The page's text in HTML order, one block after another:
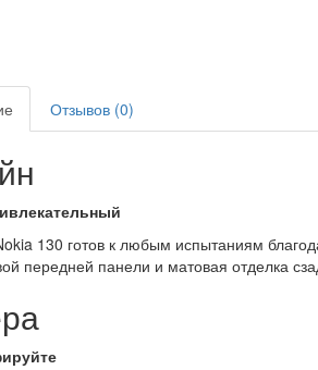
Отзывов (0)
130 готов к любым испытаниям
передней панели и матовая отделка